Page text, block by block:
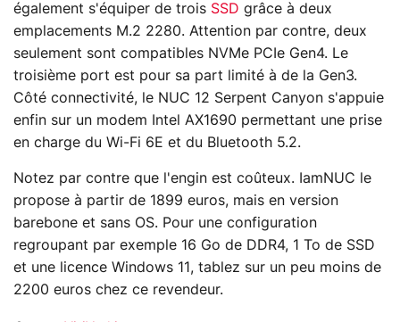
également s'équiper de trois SSD grâce à deux
emplacements M.2 2280. Attention par contre, deux
seulement sont compatibles NVMe PCIe Gen4. Le
troisième port est pour sa part limité à de la Gen3.
Côté connectivité, le NUC 12 Serpent Canyon s'appuie
enfin sur un modem Intel AX1690 permettant une prise
en charge du Wi-Fi 6E et du Bluetooth 5.2.
Notez par contre que l'engin est coûteux. IamNUC le
propose à partir de 1899 euros, mais en version
barebone et sans OS. Pour une configuration
regroupant par exemple 16 Go de DDR4, 1 To de SSD
et une licence Windows 11, tablez sur un peu moins de
2200 euros chez ce revendeur.